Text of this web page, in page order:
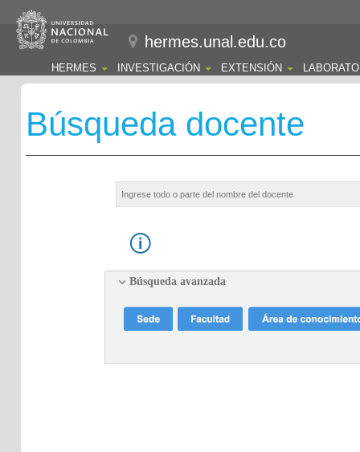
hermes.unal.edu.co
HERMES INVESTIGACIÓN EXTENSIÓN
Búsqueda docente
Búsqueda avanzada